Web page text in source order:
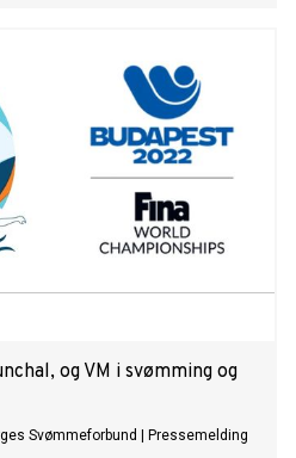
og VM i svømming og
Svømmeforbund Pressemelding